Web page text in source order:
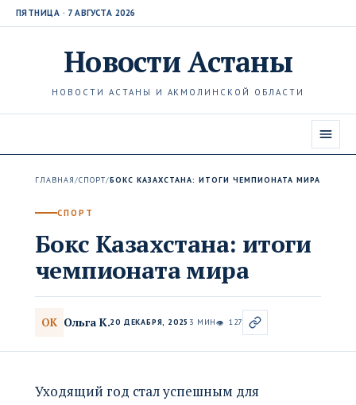
ПЯТНИЦА · 7 АВГУСТА 2026
НовостиАстаны
НОВОСТИ АСТАНЫ И АКМОЛИНСКОЙ ОБЛАСТИ
ГЛАВНАЯ/СПОРТ/БОКС КАЗАХСТАНА: ИТОГИ ЧЕМПИОНАТА МИРА
СПОРТ
Бокс Казахстана: итоги
чемпионата мира
ОК Ольга К.20 ДЕКАБРЯ, 2025 3 МИН👁 127
Уходящий год стал успешным для